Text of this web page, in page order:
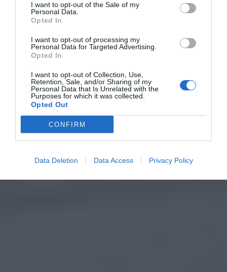
I want to opt-out of the Sale of my
Personal Data.
Opted In
I want to opt-out of processing my
Personal Data for Targeted Advertising.
Opted In
I want to opt-out of Collection, Use,
Retention, Sale, and/or Sharing of my
Personal Data that Is Unrelated with the
Purposes for which it was collected.
Opted Out
CONFIRM
Data Deletion Data Access Privacy Policy